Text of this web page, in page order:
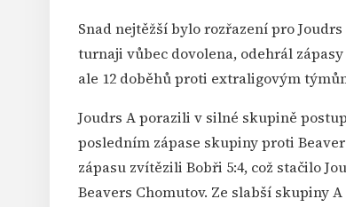
Snad nejtěžší bylo rozřazení pro
turnaji vůbec dovolena, odehrál
ale 12 doběhů proti extraligovým
Joudrs A porazili v silné skupině
posledním zápase skupiny proti
zápasu zvítězili Bobři 5:4, což stačilo
Beavers Chomutov. Ze slabší skupiny